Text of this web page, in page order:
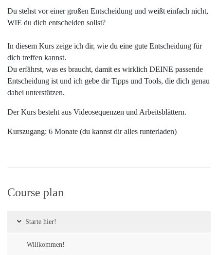
Du stehst vor einer großen Entscheidung und weißt einfach nicht,
WIE du dich entscheiden sollst?
In diesem Kurs zeige ich dir, wie du eine gute Entscheidung für
dich treffen kannst.
Du erfährst, was es braucht, damit es wirklich DEINE passende
Entscheidung ist und ich gebe dir Tipps und Tools, die dich genau
dabei unterstützen.
Der Kurs besteht aus Videosequenzen und Arbeitsblättern.
Kurszugang: 6 Monate (du kannst dir alles runterladen)
Course plan
Starte hier!
Willkommen!